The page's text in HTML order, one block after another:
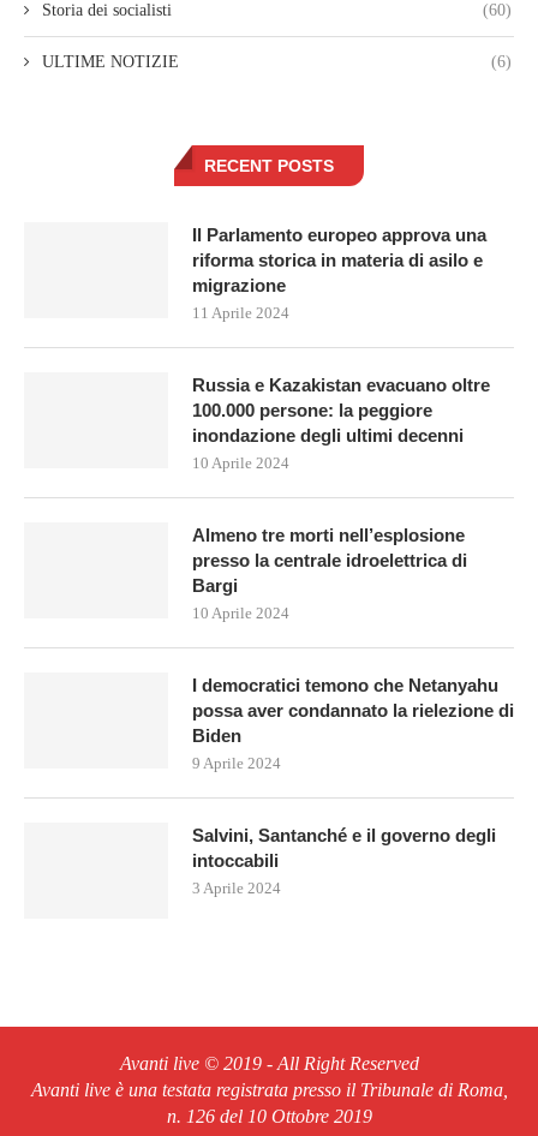
Storia dei socialisti (60)
ULTIME NOTIZIE (6)
RECENT POSTS
Il Parlamento europeo approva una
riforma storica in materia di asilo e
migrazione
11 Aprile 2024
Russia e Kazakistan evacuano oltre
100.000 persone: la peggiore
inondazione degli ultimi decenni
10 Aprile 2024
Almeno tre morti nell’esplosione
presso la centrale idroelettrica di
Bargi
10 Aprile 2024
I democratici temono che Netanyahu
possa aver condannato la rielezione di
Biden
9 Aprile 2024
Salvini, Santanché e il governo degli
intoccabili
3 Aprile 2024
Avanti live © 2019 - All Right Reserved
Avanti live è una testata registrata presso il Tribunale di Roma,
n. 126 del 10 Ottobre 2019